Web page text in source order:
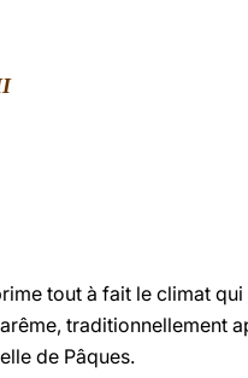
tout à fait le climat
traditionnellement
de Pâques.